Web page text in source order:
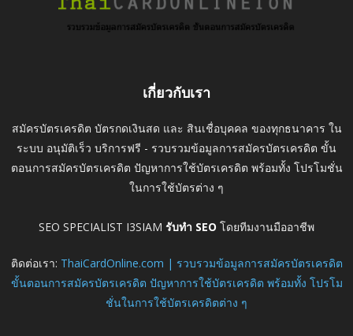
เกี่ยวกับเรา
สมัครบัตรเครดิต บัตรกดเงินสด และ สินเชื่อบุคคล ของทุกธนาคาร ใน
ระบบ อนุมัติเร็ว บริการฟรี - รวบรวมข้อมูลการสมัครบัตรเครดิต ขั้น
ตอนการสมัครบัตรเครดิต ปัญหาการใช้บัตรเครดิต พร้อมทั้ง โปรโมชั่น
ในการใช้บัตรต่าง ๆ
SEO SPECIALIST I3SIAM รับทำ SEO โดยทีมงานมืออาชีพ
ติดต่อเรา: ThaiCardOnline.com | รวบรวมข้อมูลการสมัครบัตรเครดิต
ขั้นตอนการสมัครบัตรเครดิต ปัญหาการใช้บัตรเครดิต พร้อมทั้ง โปรโม
ชั่นในการใช้บัตรเครดิตต่าง ๆ